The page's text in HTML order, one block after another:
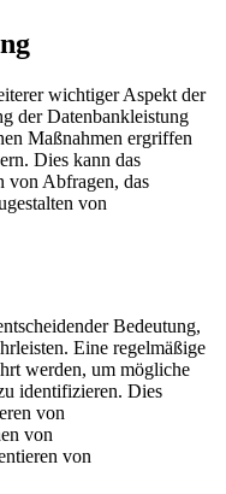
wichtiger Aspekt der
der Datenbankleistung
Maßnahmen ergriffen
Dies kann das
von Abfragen, das
von
Bedeutung,
Eine regelmäßige
werden, um mögliche
identifizieren. Dies
von
von
von